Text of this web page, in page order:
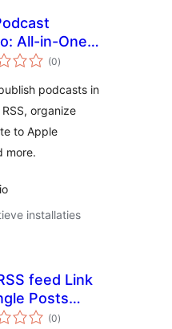
All-in-One
Manager,
(0totaal
waarderingen
)
podcasts in
organize
to Apple
more.
installaties
feed Link
Posts
RSS Link)
(0totaal
waarderingen
)